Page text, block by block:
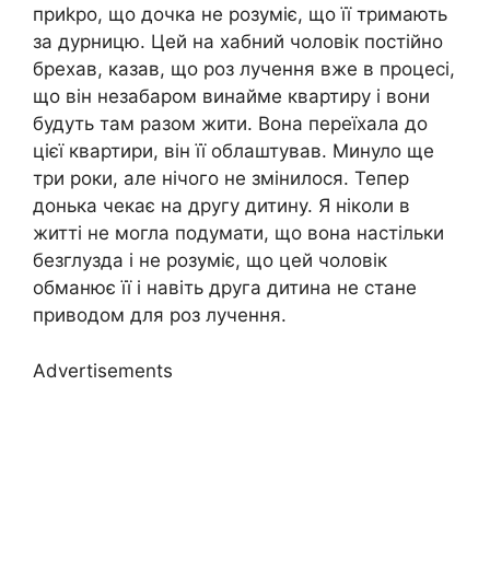
приkро, що дочка не розуміє, що її тримають
за дурницю. Цей на хабний чоловік постійно
брехав, казав, що роз лучення вже в процесі,
що він незабаром винайме квартиру і вони
будуть там разом жити. Вона переїхала до
цієї квартири, він її облаштував. Минуло ще
три роки, але нічого не змінилося. Тепер
донька чекає на другу дитину. Я ніколи в
житті не могла подумати, що вона настільки
безглузда і не розуміє, що цей чоловік
обманює її і навіть друга дитина не стане
приводом для роз лучення.
Advertisements